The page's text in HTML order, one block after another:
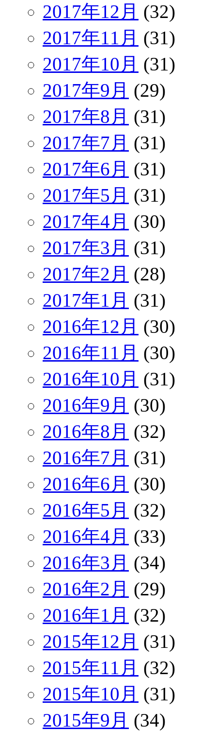
2017年12月 (32)
2017年11月 (31)
2017年10月 (31)
2017年9月 (29)
2017年8月 (31)
2017年7月 (31)
2017年6月 (31)
2017年5月 (31)
2017年4月 (30)
2017年3月 (31)
2017年2月 (28)
2017年1月 (31)
2016年12月 (30)
2016年11月 (30)
2016年10月 (31)
2016年9月 (30)
2016年8月 (32)
2016年7月 (31)
2016年6月 (30)
2016年5月 (32)
2016年4月 (33)
2016年3月 (34)
2016年2月 (29)
2016年1月 (32)
2015年12月 (31)
2015年11月 (32)
2015年10月 (31)
2015年9月 (34)